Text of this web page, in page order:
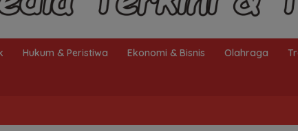
Hukum & Peristiwa Ekonomi & Bisnis Olahraga